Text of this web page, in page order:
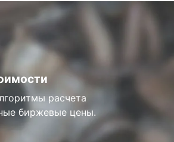
расчета
биржевые цены.